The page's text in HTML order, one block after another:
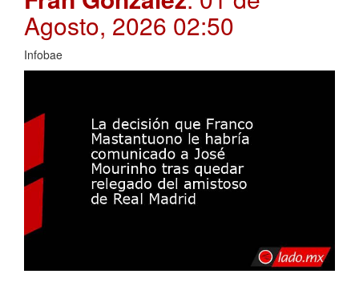
Agosto, 2026 02:50
Infobae